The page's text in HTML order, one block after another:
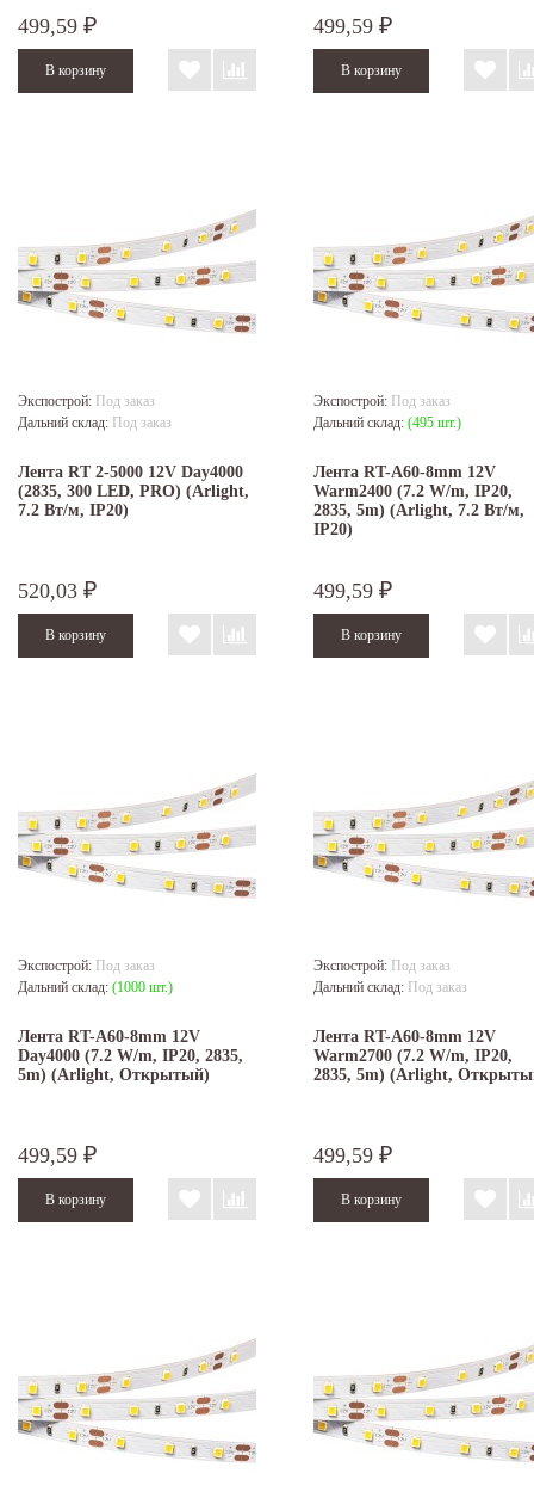
499,59 ₽ 499,59 ₽
Экспострой: Под заказ
Дальний склад: Под заказ
Лента RT 2-5000 12V Day4000
(2835, 300 LED, PRO) (Arlight,
7.2 Вт/м, IP20)
520,03 ₽
Экспострой: Под заказ
Дальний склад: (495 шт.)
Лента RT-A60-8mm 12V
Warm2400 (7.2 W/m, IP20,
2835, 5m) (Arlight, 7.2 Вт/м,
IP20)
499,59 ₽
Экспострой: Под заказ
Дальний склад: (1000 шт.)
Лента RT-A60-8mm 12V
Day4000 (7.2 W/m, IP20, 2835,
5m) (Arlight, Открытый)
499,59 ₽
Экспострой: Под заказ
Дальний склад: Под заказ
Лента RT-A60-8mm 12V
Warm2700 (7.2 W/m, IP20,
2835, 5m) (Arlight,
499,59 ₽